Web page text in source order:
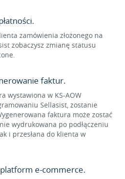
zamówienia złożonego na
zobaczysz zmianę statusu
faktur.
wystawiona w KS-AOW
Sellasist, zostanie
faktura może zostać
wydrukowana po podłączeniu
i przesłana do klienta w
e-commerce.